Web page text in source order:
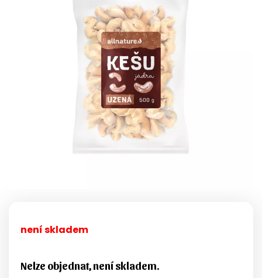
není skladem
Nelze objednat, není skladem.